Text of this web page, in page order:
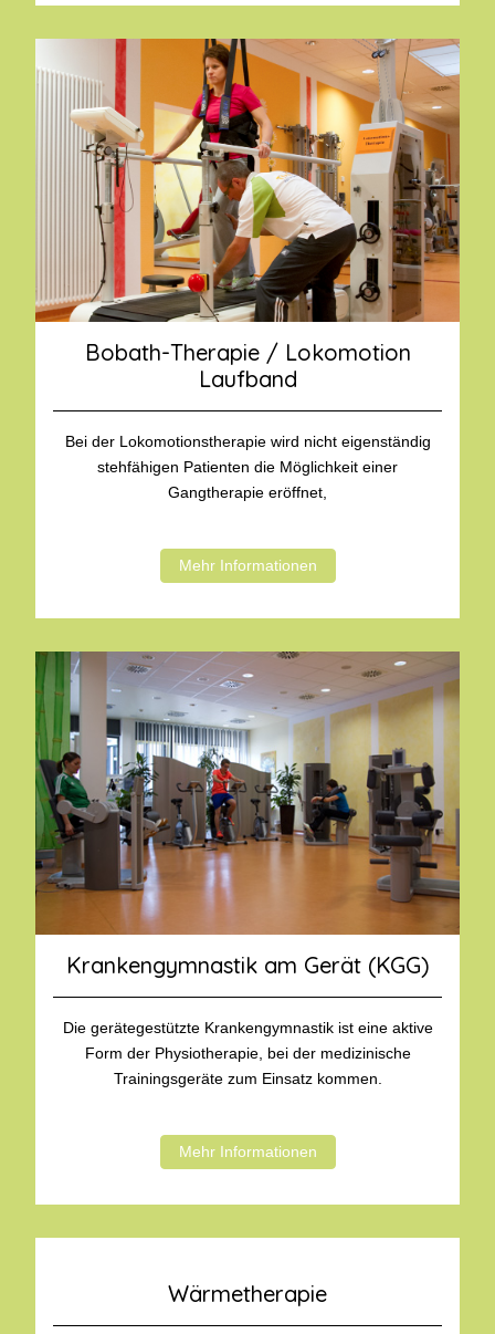
Bobath-Therapie / Lokomotion
Laufband
Bei der Lokomotionstherapie wird nicht eigenständig
stehfähigen Patienten die Möglichkeit einer
Gangtherapie eröffnet,
Mehr Informationen
Krankengymnastik am Gerät (KGG)
Die gerätegestützte Krankengymnastik ist eine aktive
Form der Physiotherapie, bei der medizinische
Trainingsgeräte zum Einsatz kommen.
Mehr Informationen
Wärmetherapie